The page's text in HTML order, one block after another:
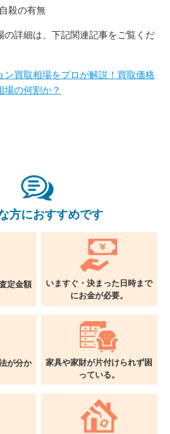
定・売却相談
～18時/水曜日定休
社 0120-900-881
社 0120-711-018
殺の有無
の詳細は、下記関連記事をご覧くだ
ン買取相場をプロが解説！買取価格
場の何割か？
方におすすめです
定金額
いますぐ・決まった日時まで
にお金が必要。
が分か
家具や家財が片付けられず困
っている。